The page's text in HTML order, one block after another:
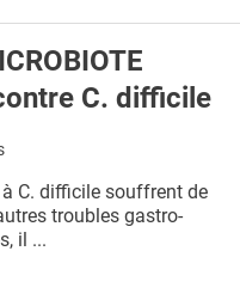
C. difficile
C. difficile souffrent de
troubles gastro-
il ...